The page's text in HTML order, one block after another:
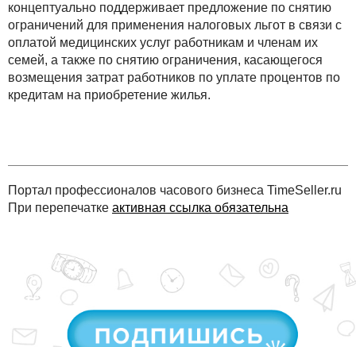
концептуально поддерживает предложение по снятию
ограничений для применения налоговых льгот в связи с
оплатой медицинских услуг работникам и членам их
семей, а также по снятию ограничения, касающегося
возмещения затрат работников по уплате процентов по
кредитам на приобретение жилья.
Портал профессионалов часового бизнеса TimeSeller.ru
При перепечатке активная ссылка обязательна